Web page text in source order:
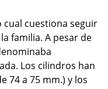
cual cuestiona seguir
familia. A pesar de
Los cilindros han
74 a 75 mm.) y los